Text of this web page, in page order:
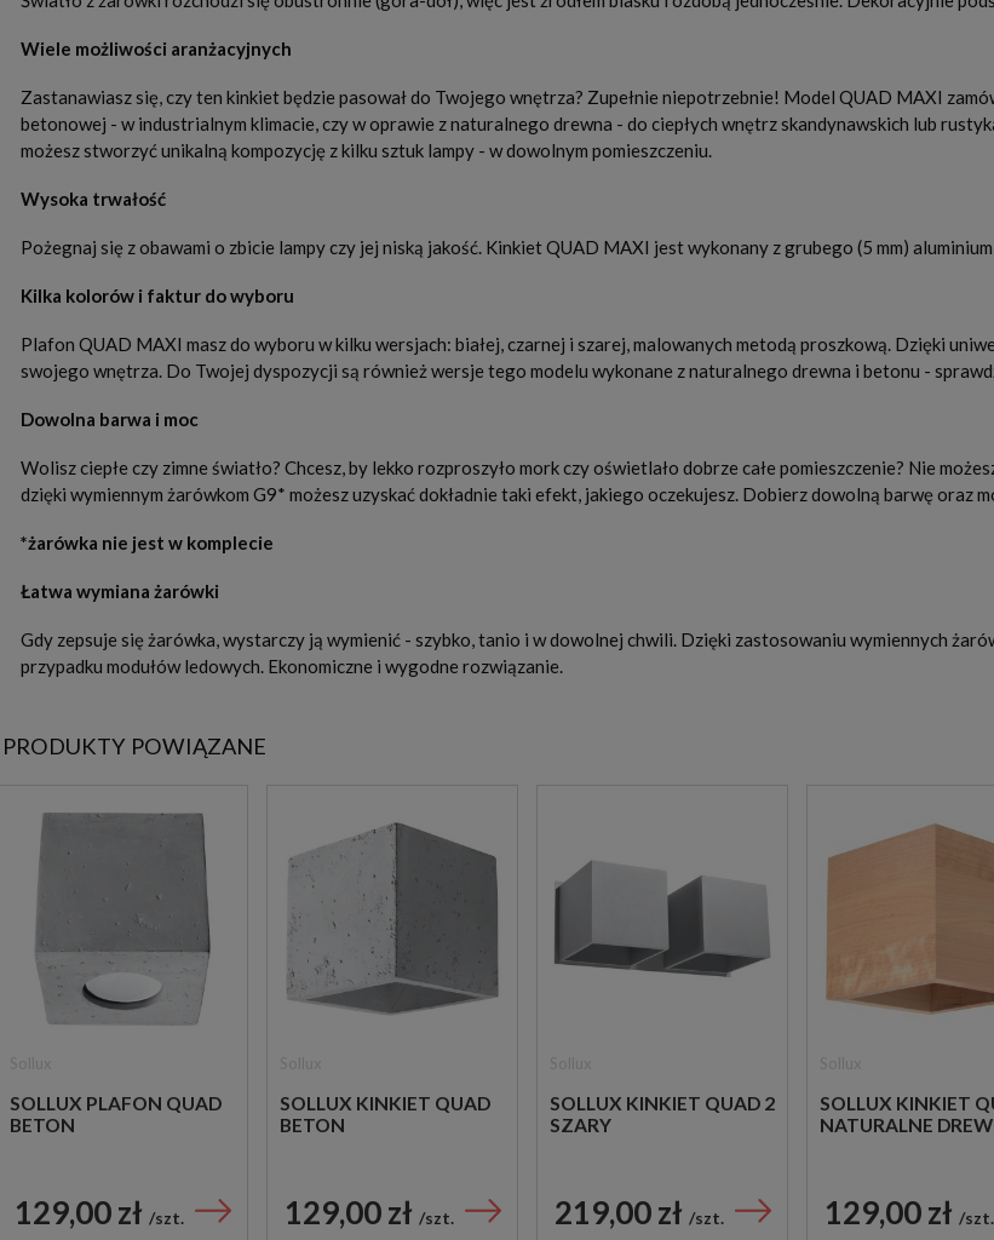
Wiele możliwości aranżacyjnych
Zastanawiasz się, czy ten kinkiet będzie pasował do Twojego wnętrza? Zupełnie niepotrzebnie! Model QUAD MAXI
betonowej - w industrialnym klimacie, czy w oprawie z naturalnego drewna - do ciepłych wnętrz skandynawskich lub
możesz stworzyć unikalną kompozycję z kilku sztuk lampy - w dowolnym pomieszczeniu.
Wysoka trwałość
Pożegnaj się z obawami o zbicie lampy czy jej niską jakość. Kinkiet QUAD MAXI jest wykonany z grubego (5 mm)
Kilka kolorów i faktur do wyboru
Plafon QUAD MAXI masz do wyboru w kilku wersjach: białej, czarnej i szarej, malowanych metodą proszkową. Dzięki
swojego wnętrza. Do Twojej dyspozycji są również wersje tego modelu wykonane z naturalnego drewna i betonu -
Dowolna barwa i moc
Wolisz ciepłe czy zimne światło? Chcesz, by lekko rozproszyło mork czy oświetlało dobrze całe pomieszczenie? Nie
dzięki wymiennym żarówkom G9* możesz uzyskać dokładnie taki efekt, jakiego oczekujesz. Dobierz dowolną barwę oraz
*żarówka nie jest w komplecie
Łatwa wymiana żarówki
Gdy zepsuje się żarówka, wystarczy ją wymienić - szybko, tanio i w dowolnej chwili. Dzięki zastosowaniu wymiennych
przypadku modułów ledowych. Ekonomiczne i wygodne rozwiązanie.
PRODUKTY POWIĄZANE
SOLLUX PLAFON QUAD
BETON
129,00 zł szt.
SOLLUX KINKIET QUAD
BETON
129,00 zł szt.
SOLLUX KINKIET QUAD 2
SZARY
219,00 zł szt.
SOLLUX KINKIET
NATURALNE
129,00 zł szt.